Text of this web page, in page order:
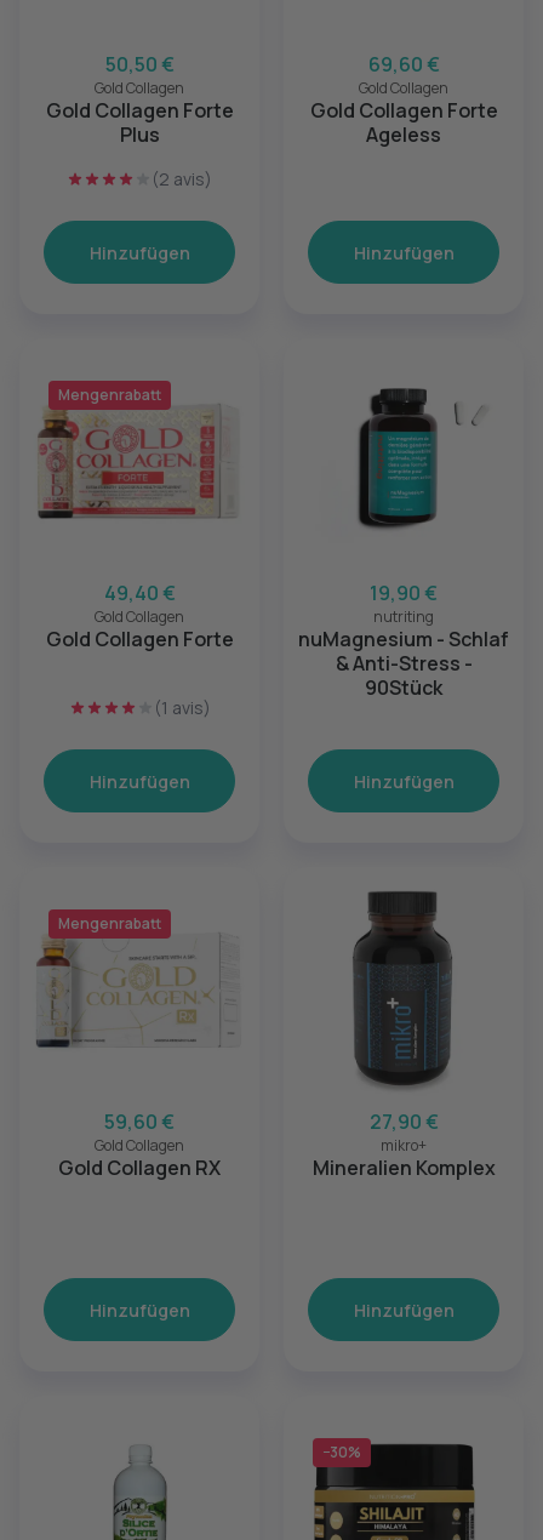
50,50 €
Gold Collagen
Gold Collagen Forte
Plus
(2 avis)
Hinzufügen
69,60 €
Gold Collagen
Gold Collagen Forte
Ageless
Hinzufügen
Mengenrabatt
49,40 €
Gold Collagen
Gold Collagen Forte
(1 avis)
Hinzufügen
19,90 €
nutriting
nuMagnesium - Schlaf
& Anti-Stress -
90Stück
Hinzufügen
Mengenrabatt
59,60 €
Gold Collagen
Gold Collagen RX
Hinzufügen
27,90 €
mikro+
Mineralien Komplex
Hinzufügen
−30%